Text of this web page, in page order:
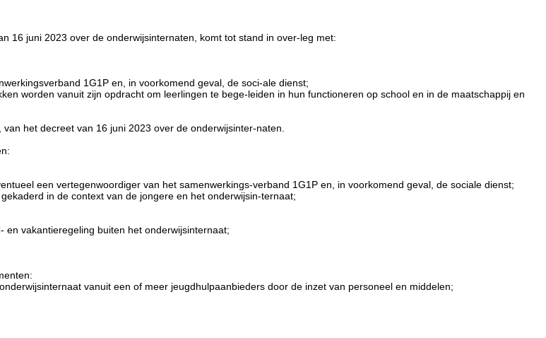
16 juni 2023 over de onderwijsinternaten, komt tot stand in over-leg met:
1G1P en, in voorkomend geval, de soci-ale dienst;
worden vanuit zijn opdracht om leerlingen te bege-leiden in hun functioneren op school en in de maatschappij en
het decreet van 16 juni 2023 over de onderwijsinter-naten.
een vertegenwoordiger van het samenwerkings-verband 1G1P en, in voorkomend geval, de sociale dienst;
in de context van de jongere en het onderwijsin-ternaat;
vakantieregeling buiten het onderwijsinternaat;
vanuit een of meer jeugdhulpaanbieders door de inzet van personeel en middelen;